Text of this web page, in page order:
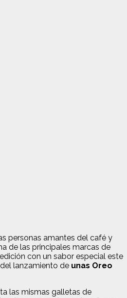
personas amantes del café y
de las principales marcas de
con un sabor especial este
lanzamiento de unas Oreo
las mismas galletas de